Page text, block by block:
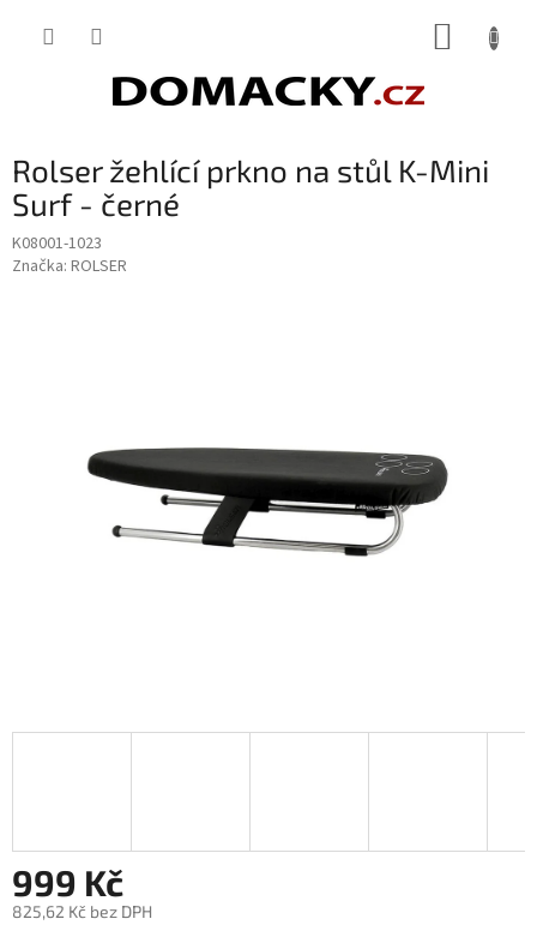
Rolser žehlící prkno na stůl K-Mini
Surf - černé
K08001-1023
Značka: ROLSER
999 Kč
825,62 Kč bez DPH